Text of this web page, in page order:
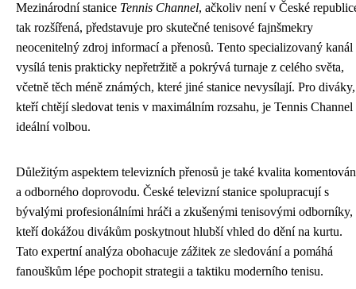
Mezinárodní stanice Tennis Channel, ačkoliv není v České
tak rozšířená, představuje pro skutečné tenisové fajnšmekry
neocenitelný zdroj informací a přenosů. Tento specializovaný kanál
vysílá tenis prakticky nepřetržitě a pokrývá turnaje z celého světa,
včetně těch méně známých, které jiné stanice nevysílají. Pro diváky,
kteří chtějí sledovat tenis v maximálním rozsahu, je Tennis Channel
ideální volbou.
Důležitým aspektem televizních přenosů je také kvalita
a odborného doprovodu. České televizní stanice spolupracují s
bývalými profesionálními hráči a zkušenými tenisovými odborníky,
kteří dokážou divákům poskytnout hlubší vhled do dění na kurtu.
Tato expertní analýza obohacuje zážitek ze sledování a pomáhá
fanouškům lépe pochopit strategii a taktiku moderního tenisu.